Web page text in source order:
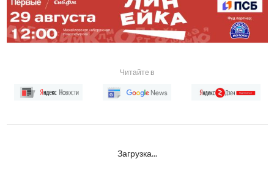
Читайте в
Загрузка...